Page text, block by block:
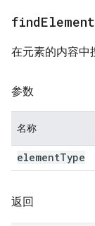
在元素的内容中
参数
名称
elementType
返回